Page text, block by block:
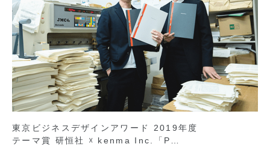
東京ビジネスデザインアワード 2019年度
テーマ賞 研恒社 ☓ kenma Inc.「P…